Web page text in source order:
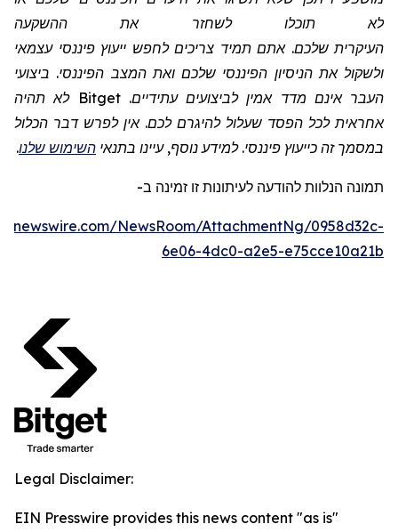
לא תוכלו לשחזר את ההשקעה
העיקרית שלכם. אתם תמיד צריכים לחפש ייעוץ פיננסי עצמאי
ולשקול את הניסיון הפיננסי שלכם ואת המצב הפיננסי. ביצועי
העבר אינם מדד אמין לביצועים עתידיים.Bitget לא תהיה
אחראית לכל הפסד שעלול להיגרם לכם. אין לפרש דבר הכלול
במסמך זה כייעוץ פיננסי. למידע נוסף, עיינו בתנאי השימוש שלנו.
תמונה הנלוות להודעה לעיתונות זו זמינה ב-
NewsRoom/AttachmentNg/0958d32c-
6e06-4dc0-a2e5-e75cce10a21b
Legal Disclaimer:
EIN Presswire provides this news content "as is"